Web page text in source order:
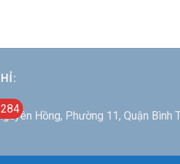
Hồng, Phường 11, Quận Bình